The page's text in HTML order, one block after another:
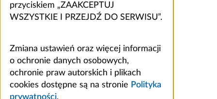
przyciskiem „ZAAKCEPTUJ
WSZYSTKIE I PRZEJDŹ DO SERWISU”.
Zmiana ustawień oraz więcej informacji
o ochronie danych osobowych,
ochronie praw autorskich i plikach
cookies dostępne są na stronie Polityka
prywatności.